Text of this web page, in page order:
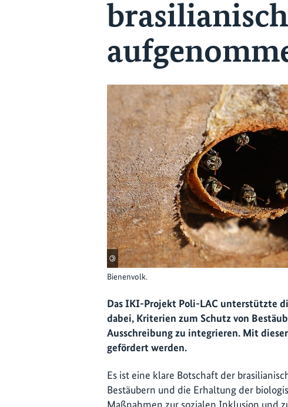
©
Bienenvolk.
Das IKI-Projekt Poli-LAC unterstützte
dabei, Kriterien zum Schutz von
Ausschreibung zu integrieren. Mit
gefördert werden.
Es ist eine klare Botschaft der
Bestäubern und die Erhaltung der
Maßnahmen zur sozialen Inklusion und